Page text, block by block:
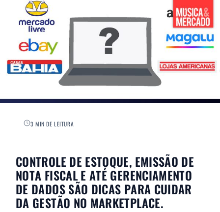
3 MIN DE LEITURA
CONTROLE DE ESTOQUE, EMISSÃO DE
NOTA FISCAL E ATÉ GERENCIAMENTO
DE DADOS SÃO DICAS PARA CUIDAR
DA GESTÃO NO MARKETPLACE.